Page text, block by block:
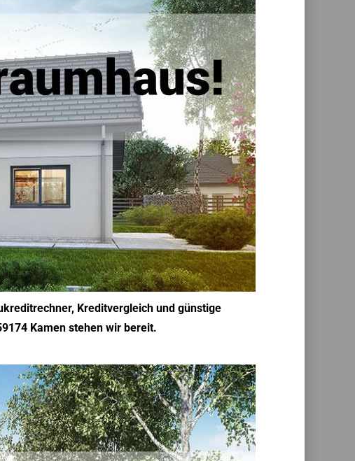
Kreditvergleich und günstige
Kamen stehen wir bereit.